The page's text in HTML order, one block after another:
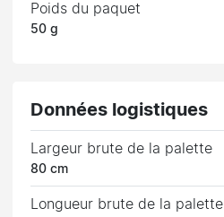
Poids du paquet
50 g
Données logistiques
Largeur brute de la palette
80 cm
Longueur brute de la palette